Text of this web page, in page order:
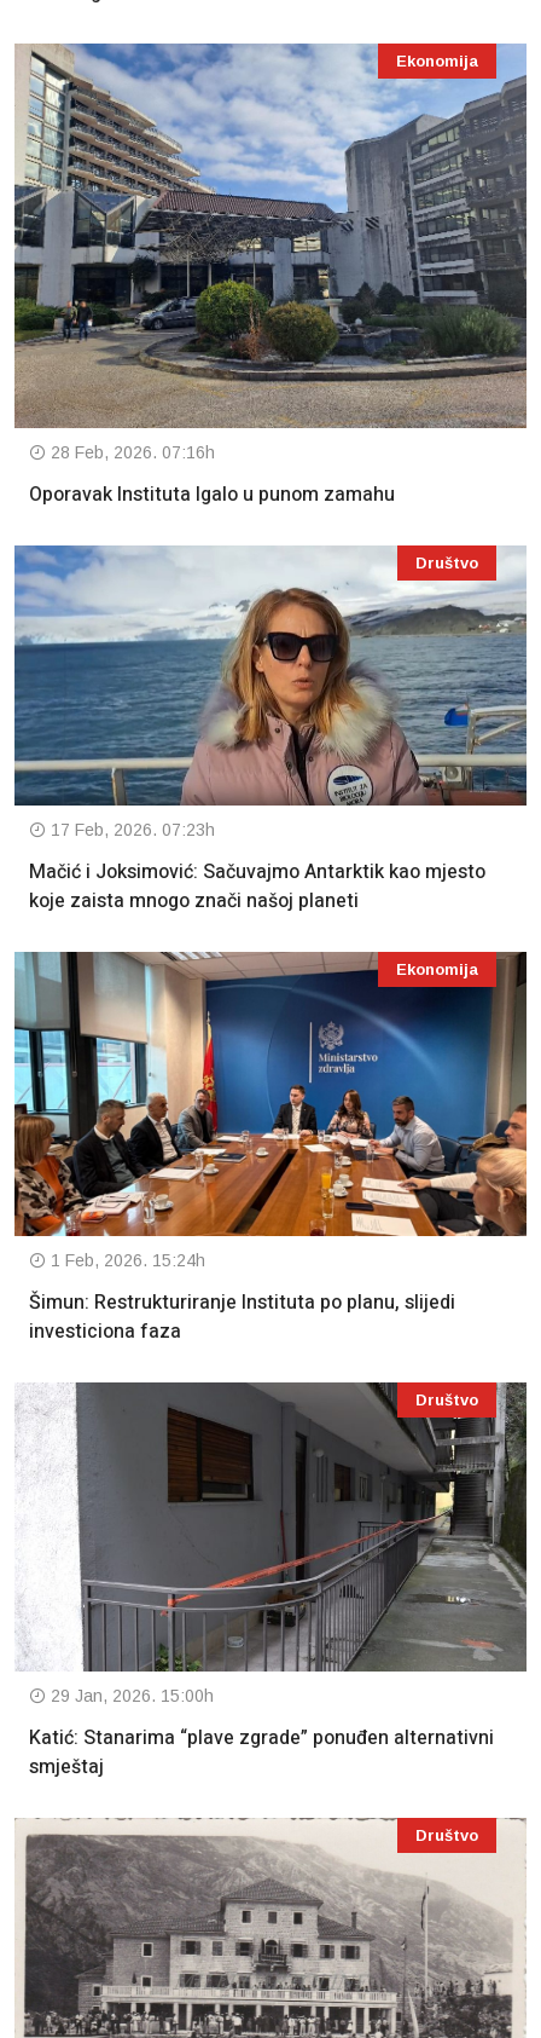
Ekonomija
28 Feb, 2026. 07:16h
Oporavak Instituta Igalo u punom zamahu
Društvo
17 Feb, 2026. 07:23h
Mačić i Joksimović: Sačuvajmo Antarktik kao mjesto
koje zaista mnogo znači našoj planeti
Ekonomija
1 Feb, 2026. 15:24h
Šimun: Restrukturiranje Instituta po planu, slijedi
investiciona faza
Društvo
29 Jan, 2026. 15:00h
Katić: Stanarima “plave zgrade” ponuđen alternativni
smještaj
Društvo